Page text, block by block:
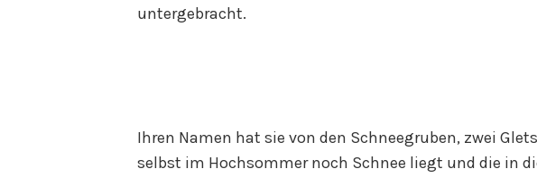
untergebracht.
Ihren Namen hat sie von den Schneegruben, zwei
selbst im Hochsommer noch Schnee liegt und die in